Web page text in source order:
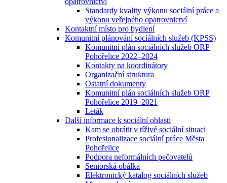
Standardy kvality výkonu sociální práce a
výkonu veřejného opatrovnictví
Kontaktní místo pro bydlení
Komunitní plánování sociálních služeb (KPSS)
Komunitní plán sociálních služeb ORP
Pohořelice 2022–2024
Kontakty na koordinátory
Organizační struktura
Ostatní dokumenty
Komunitní plán sociálních služeb ORP
Pohořelice 2019–2021
Leták
Další informace k sociální oblasti
Kam se obrátit v tíživé sociální situaci
Profesionalizace sociální práce Města
Pohořelice
Podpora neformálních pečovatelů
Seniorská obálka
Elektronický katalog sociálních služeb